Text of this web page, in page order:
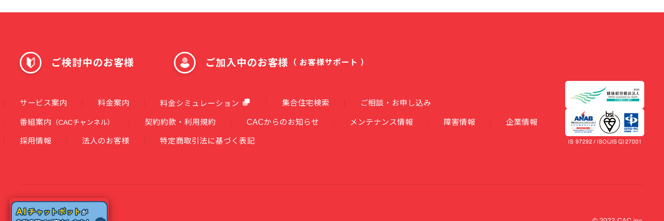
ご検討中のお客様 ご加入中のお客様 （ お客様サポート ）
サービス案内 料金案内 料金シミュレーション 集合住宅検索 ご相談・お申し込み
番組案内 （CACチャンネル） 契約約款・利用規約 CACからのお知らせ メンテナンス情報 障害情報 企業情報
採用情報 法人のお客様 特定商取引法に基づく表記